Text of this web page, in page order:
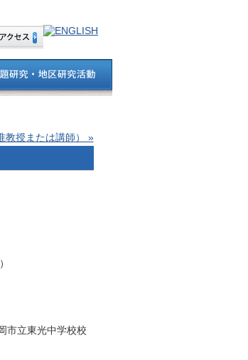
授または講師） »
市立東光中学校校